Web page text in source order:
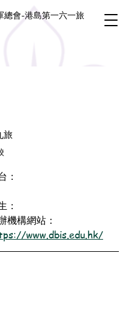
總會-港島第一六一旅
旅
：
：
機構網站：
www.dbis.edu.hk/